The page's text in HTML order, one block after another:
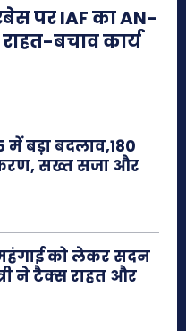
पर IAF का AN-
बचाव कार्य
बड़ा बदलाव,180
सख्त सजा और
को लेकर सदन
ने टैक्स राहत और